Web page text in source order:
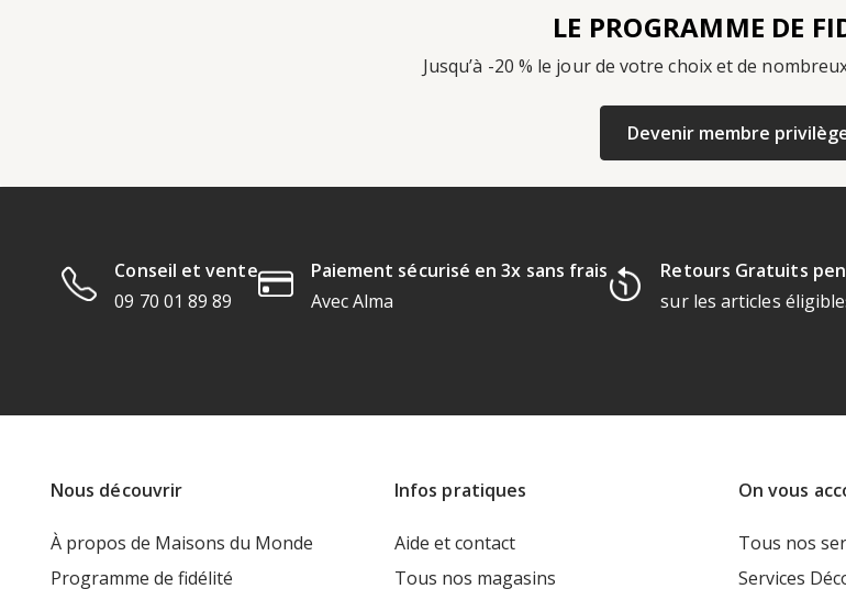
LE PROGRAMME DE
Jusqu’à -20 % le jour de votre choix et de
Devenir membre
Conseil et vente
09 70 01 89 89
Paiement sécurisé en 3x sans frais
Avec Alma
Retours Gratuits
sur les articles
Nous découvrir
À propos de Maisons du Monde
Programme de fidélité
Infos pratiques
Aide et contact
Tous nos magasins
On vous
Tous nos
Services